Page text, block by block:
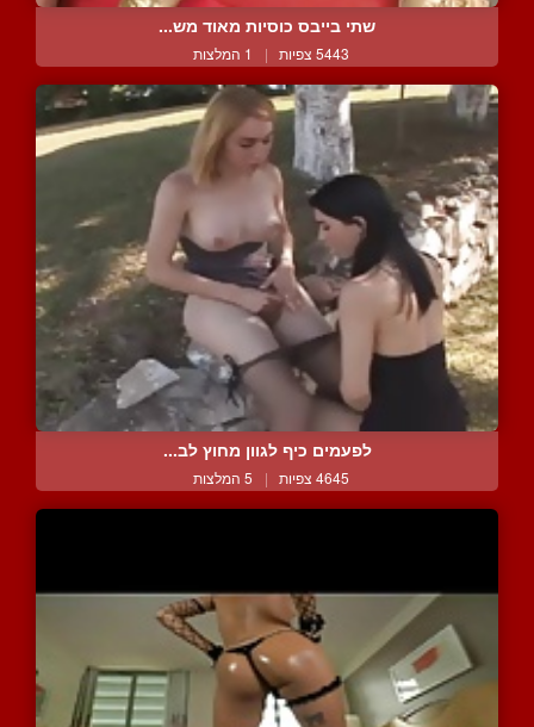
שתי בייבס כוסיות מאוד מש...
5443 צפיות | 1 המלצות
לפעמים כיף לגוון מחוץ לב...
4645 צפיות | 5 המלצות